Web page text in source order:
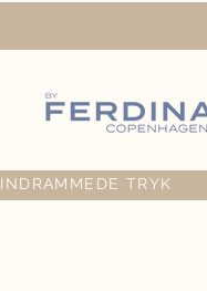
INDRAMMEDE TRYK